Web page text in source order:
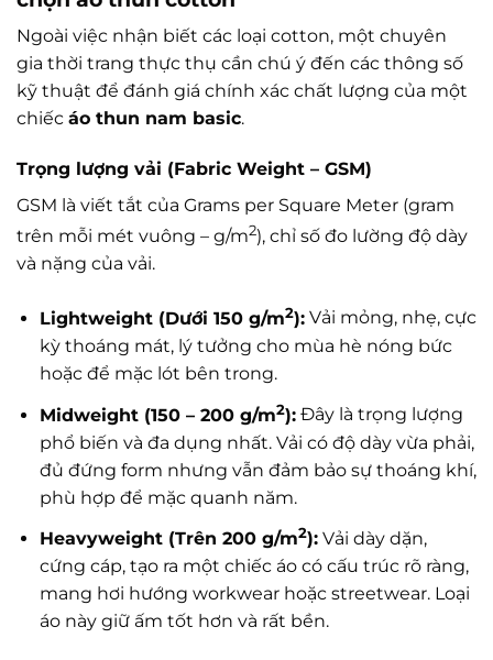
Ngoài việc nhận biết các loại cotton, một chuyên
gia thời trang thực thụ cần chú ý đến các thông số
kỹ thuật để đánh giá chính xác chất lượng của một
chiếc áo thun nam basic.
Trọng lượng vải (Fabric Weight – GSM)
GSM là viết tắt của Grams per Square Meter (gram
trên mỗi mét vuông – g/m2), chỉ số đo lường độ dày
và nặng của vải.
Lightweight (Dưới 150 g/m2):Vải mỏng, nhẹ, cực
kỳ thoáng mát, lý tưởng cho mùa hè nóng bức
hoặc để mặc lót bên trong.
Midweight (150 – 200 g/m2):Đây là trọng lượng
phổ biến và đa dụng nhất. Vải có độ dày vừa phải,
đủ đứng form nhưng vẫn đảm bảo sự thoáng khí,
phù hợp để mặc quanh năm.
Heavyweight (Trên 200 g/m2):Vải dày dặn,
cứng cáp, tạo ra một chiếc áo có cấu trúc rõ ràng,
mang hơi hướng workwear hoặc streetwear. Loại
áo này giữ ấm tốt hơn và rất bền.